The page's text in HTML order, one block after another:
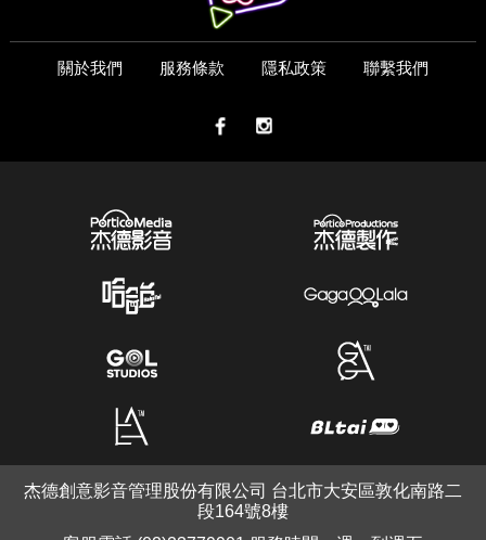
關於我們 服務條款 隱私政策 聯繫我們
杰德創意影音管理股份有限公司 台北市大安區敦化南路二
段164號8樓